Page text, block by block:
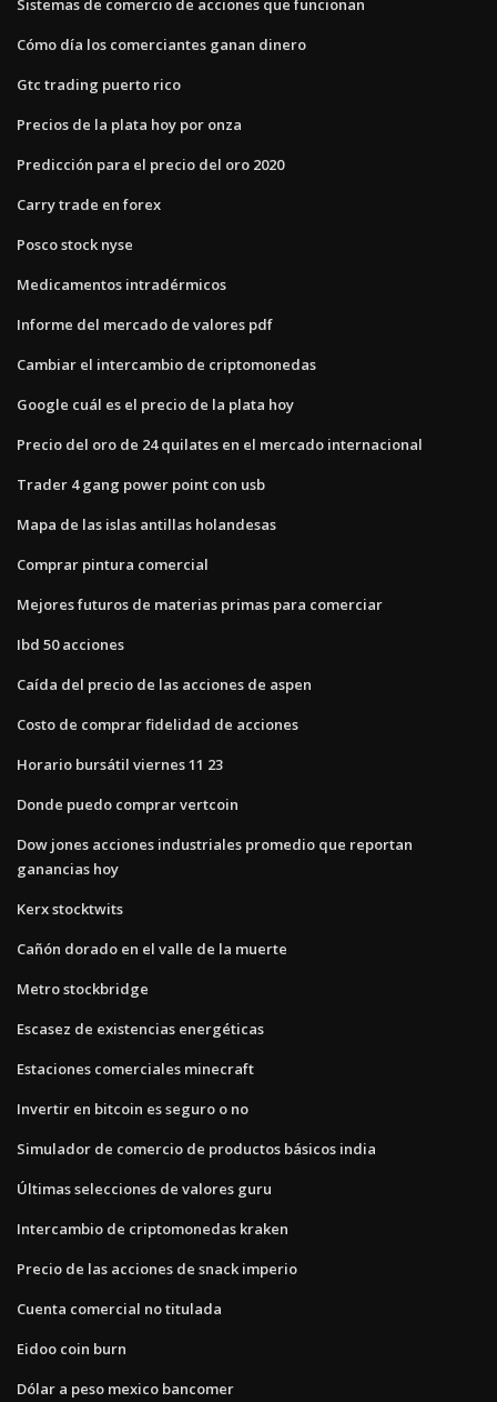
Sistemas de comercio de acciones que funcionan
Cómo día los comerciantes ganan dinero
Gtc trading puerto rico
Precios de la plata hoy por onza
Predicción para el precio del oro 2020
Carry trade en forex
Posco stock nyse
Medicamentos intradérmicos
Informe del mercado de valores pdf
Cambiar el intercambio de criptomonedas
Google cuál es el precio de la plata hoy
Precio del oro de 24 quilates en el mercado internacional
Trader 4 gang power point con usb
Mapa de las islas antillas holandesas
Comprar pintura comercial
Mejores futuros de materias primas para comerciar
Ibd 50 acciones
Caída del precio de las acciones de aspen
Costo de comprar fidelidad de acciones
Horario bursátil viernes 11 23
Donde puedo comprar vertcoin
Dow jones acciones industriales promedio que reportan
ganancias hoy
Kerx stocktwits
Cañón dorado en el valle de la muerte
Metro stockbridge
Escasez de existencias energéticas
Estaciones comerciales minecraft
Invertir en bitcoin es seguro o no
Simulador de comercio de productos básicos india
Últimas selecciones de valores guru
Intercambio de criptomonedas kraken
Precio de las acciones de snack imperio
Cuenta comercial no titulada
Eidoo coin burn
Dólar a peso mexico bancomer